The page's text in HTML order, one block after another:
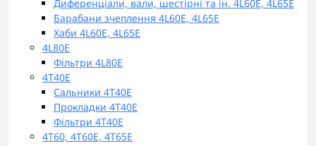
Диференціали, вали, шестірні та ін. 4L60E, 4L65E
Барабани зчеплення 4L60E, 4L65E
Хаби 4L60E, 4L65E
4L80E
Фільтри 4L80E
4T40E
Сальники 4T40E
Прокладки 4T40E
Фільтри 4T40E
4T60, 4T60E, 4Т65E